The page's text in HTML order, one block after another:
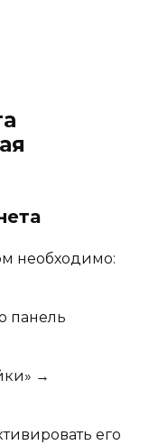
необходимо:
панель
→
его